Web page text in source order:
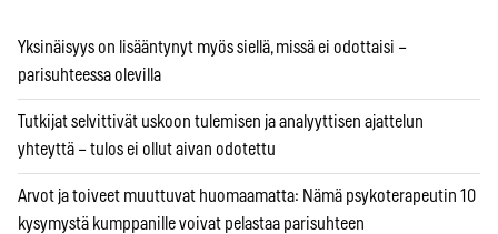
Yksinäisyys on lisääntynyt myös siellä, missä ei odottaisi –
parisuhteessa olevilla
Tutkijat selvittivät uskoon tulemisen ja analyyttisen ajattelun
yhteyttä – tulos ei ollut aivan odotettu
Arvot ja toiveet muuttuvat huomaamatta: Nämä psykoterapeutin 10
kysymystä kumppanille voivat pelastaa parisuhteen